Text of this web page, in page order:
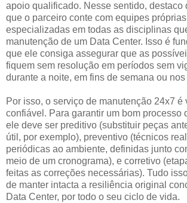
apoio qualificado. Nesse sentido, destaco
que o parceiro conte com equipes
especializadas em todas as disciplinas
manutenção de um Data Center. Isso é
que ele consiga assegurar que as
fiquem sem resolução em períodos sem
durante a noite, em fins de semana ou
Por isso, o serviço de manutenção 24x7 é
confiável. Para garantir um bom processo
ele deve ser preditivo (substituir peças
útil, por exemplo), preventivo (técnicos
periódicas ao ambiente, definidas junto
meio de um cronograma), e corretivo
feitas as correções necessárias). Tudo
de manter intacta a resiliência original
Data Center, por todo o seu ciclo de vida.